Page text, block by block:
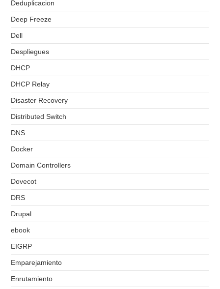
Deduplicacion
Deep Freeze
Dell
Despliegues
DHCP
DHCP Relay
Disaster Recovery
Distributed Switch
DNS
Docker
Domain Controllers
Dovecot
DRS
Drupal
ebook
EIGRP
Emparejamiento
Enrutamiento